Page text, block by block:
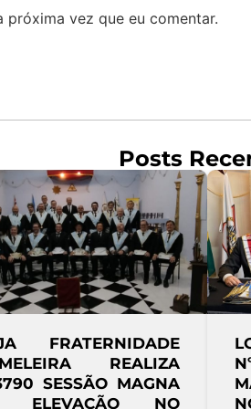
próxima vez que eu comentar.
Posts
FRATERNIDADE
REALIZA
MAGNA DE